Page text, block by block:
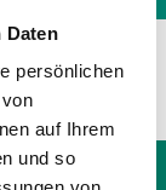
Daten
persönlichen
auf Ihrem
und so